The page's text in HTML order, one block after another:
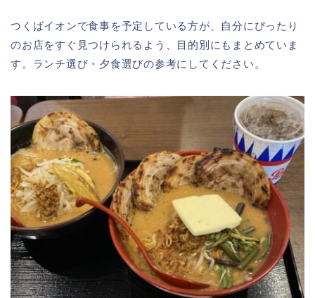
つくばイオンで食事を予定している方が、自分にぴったり
のお店をすぐ見つけられるよう、目的別にもまとめていま
す。ランチ選び・夕食選びの参考にしてください。